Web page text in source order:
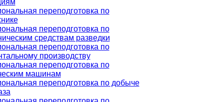
переподготовка по
переподготовка по
средствам разведки
переподготовка по
производству
переподготовка по
машинам
переподготовка по добыче